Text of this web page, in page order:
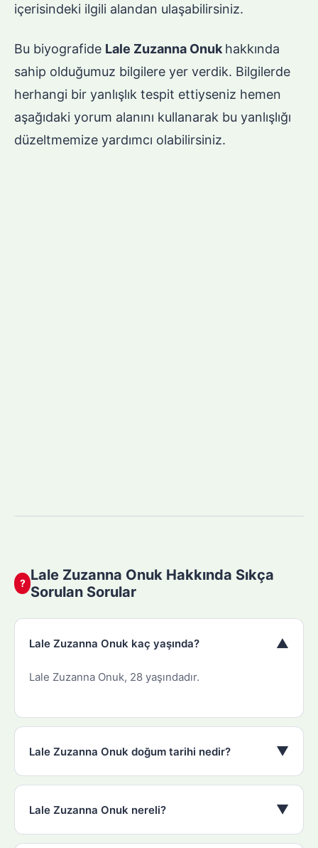
içerisindeki ilgili alandan ulaşabilirsiniz.
Bu biyografide Lale Zuzanna Onukhakkında
sahip olduğumuz bilgilere yer verdik. Bilgilerde
herhangi bir yanlışlık tespit ettiyseniz hemen
aşağıdaki yorum alanını kullanarak bu yanlışlığı
düzeltmemize yardımcı olabilirsiniz.
? Lale Zuzanna Onuk Hakkında Sıkça
Sorulan Sorular
Lale Zuzanna Onuk kaç yaşında? ▼
Lale Zuzanna Onuk, 28 yaşındadır.
Lale Zuzanna Onuk doğum tarihi nedir? ▼
Lale Zuzanna Onuk nereli? ▼